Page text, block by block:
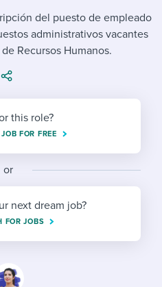
AI in my work
candidates
together with others
hiring pipelines
compliance
and attracting people
work processes
templates
question templates
templates
step tutorials
& reports
LEARN ABOUT...
for a job
development
working life
Attend webinars & events
customer stories
Explore Workable
Request a demo
Start a free trial
del puesto de empleado
administrativos vacantes
Recursos Humanos.
this role?
FOR FREE
or
next dream job?
FOR JOBS